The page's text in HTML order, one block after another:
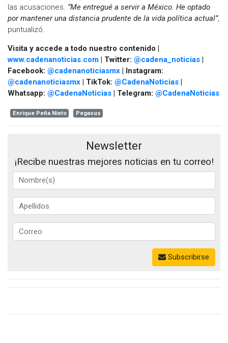
las acusaciones. “Me entregué a servir a México. He optado
por mantener una distancia prudente de la vida política actual”,
puntualizó.
Visita y accede a todo nuestro contenido |
www.cadenanoticias.com | Twitter: @cadena_noticias |
Facebook: @cadenanoticiasmx | Instagram:
@cadenanoticiasmx | TikTok: @CadenaNoticias |
Whatsapp: @CadenaNoticias | Telegram: @CadenaNoticias
Enrique Peña Nieto Pegasus
Newsletter
¡Recibe nuestras mejores noticias en tu correo!
Subscribirse